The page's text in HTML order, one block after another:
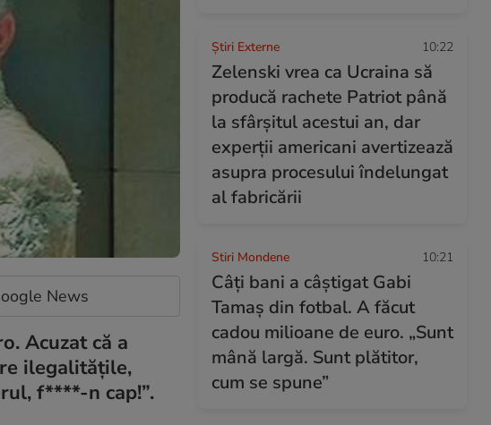
News
Acuzat că a
ilegalitățile,
f****-n cap!”.
Știri Externe 10:22
Zelenski vrea ca Ucraina să
producă rachete Patriot până
la sfârșitul acestui an, dar
experții americani avertizează
asupra procesului îndelungat
al fabricării
Stiri Mondene 10:21
Câți bani a câștigat Gabi
Tamaș din fotbal. A făcut
cadou milioane de euro. „Sunt
mână largă. Sunt plătitor,
cum se spune”